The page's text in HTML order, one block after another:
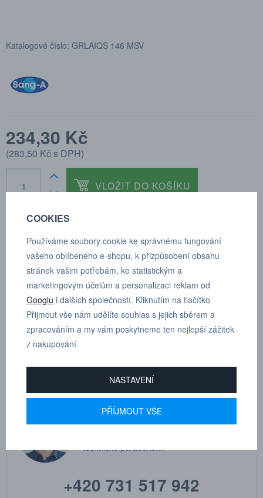
Katalogové číslo: GRLAIQS 146 MSV
234,30 Kč
(283,50 Kčs DPH)
VLOŽIT DO KOŠÍKU
TECHNICKÉ ÚDAJE POPTÁVKA
Škrtící zpětný ventil pro montáž na válce, válcový závit s o-
kroužkem, vnější šestihran, otočné oko.
Dle tloušťky hadice
MARTIN
technické poradenství
+420 731 517 942
COOKIES
Používáme soubory cookie ke správnému fungování
vašeho oblíbeného e-shopu, k přizpůsobení obsahu
stránek vašim potřebám, ke statistickým a
marketingovým účelům a personalizaci reklam od
Googlu i dalších společností. Kliknutím na tlačítko
Přijmout vše nám udělíte souhlas s jejich sběrem a
zpracováním a my vám poskytneme ten nejlepší zážitek
z nakupování.
NASTAVENÍ
PŘÍJMOUT VŠE